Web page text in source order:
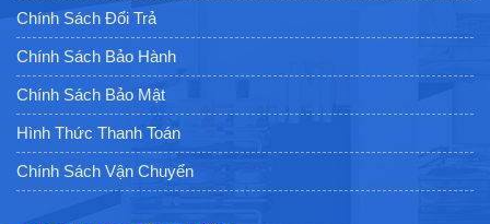
Chính Sách Đổi Trả
Chính Sách Bảo Hành
Chính Sách Bảo Mật
Hình Thức Thanh Toán
Chính Sách Vận Chuyển